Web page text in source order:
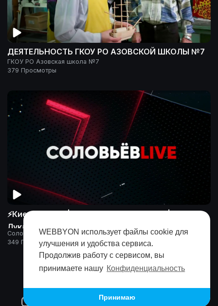
WEBBYON использует файлы cookie для
улучшения и удобства сервиса.
Продолжив работу с сервисом, вы
принимаете нашу Конфиденциальность
Принимаю
ДЕЯТЕЛЬНОСТЬ ГКОУ РО АЗОВСКОЙ ШКОЛЫ №7
ГКОУ РО Азовская школа №7
379 Просмотры
⚡Киев в осаде | НАТО сливает Украину |
Лукашенко в Москве | Зачистка Донбас
СоловьёвLIVE
349 Просмотры